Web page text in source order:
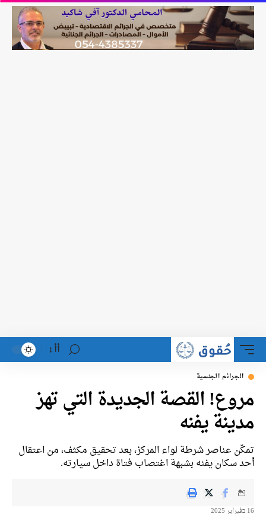
أأ
الجرائم الجنسية
مروع! القصة الجديدة التي تهز
مدينة يفنه
تمكّن عناصر شرطة لواء المركز، بعد تحقيق مكثف، من اعتقال
أحد سكان يفنه بشبهة اغتصاب فتاة داخل سيارته.
16 בفبراير 2025